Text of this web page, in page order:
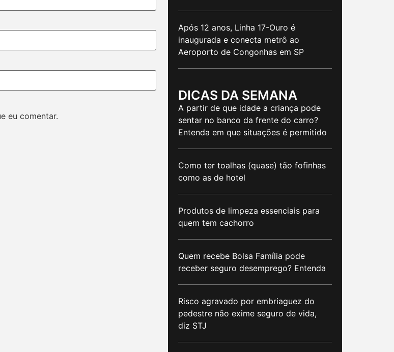
eu comentar.
Após 12 anos, Linha 17-Ouro é
inaugurada e conecta metrô ao
Aeroporto de Congonhas em SP
DICAS DA SEMANA
A partir de que idade a criança pode
sentar no banco da frente do carro?
Entenda em que situações é permitido
Como ter toalhas (quase) tão fofinhas
como as de hotel
Produtos de limpeza essenciais para
quem tem cachorro
Quem recebe Bolsa Família pode
receber seguro desemprego? Entenda
Risco agravado por embriaguez do
pedestre não exime seguro de vida,
diz STJ